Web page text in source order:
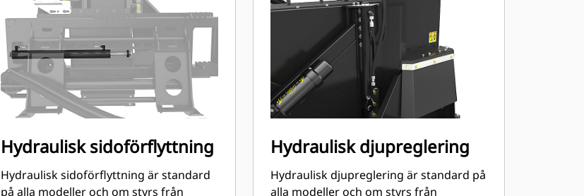
Hydraulisk sidoförflyttning
Hydraulisk sidoförflyttning är standard
på alla modeller och om styrs från
Hydraulisk djupreglering
Hydraulisk djupreglering är standard på
alla modeller och om styrs från